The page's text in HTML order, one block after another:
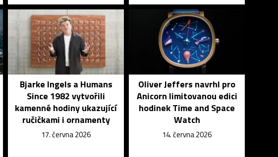
Bjarke Ingels a Humans
Since 1982 vytvořili
kamenné hodiny ukazující
ručičkami i ornamenty
17. června 2026
Oliver Jeffers navrhl pro
Anicorn limitovanou edici
hodinek Time and Space
Watch
14. června 2026